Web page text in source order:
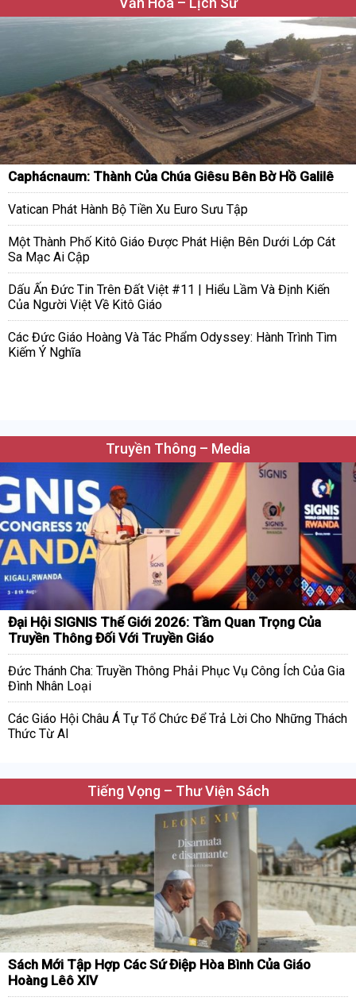
Caphácnaum: Thành Của Chúa Giêsu Bên Bờ Hồ Galilê
Vatican Phát Hành Bộ Tiền Xu Euro Sưu Tập
Một Thành Phố Kitô Giáo Được Phát Hiện Bên Dưới Lớp Cát
Sa Mạc Ai Cập
Dấu Ấn Đức Tin Trên Đất Việt #11 | Hiểu Lầm Và Định Kiến
Của Người Việt Về Kitô Giáo
Các Đức Giáo Hoàng Và Tác Phẩm Odyssey: Hành Trình Tìm
Kiếm Ý Nghĩa
Truyền Thông – Media
Đại Hội SIGNIS Thế Giới 2026: Tầm Quan Trọng Của
Truyền Thông Đối Với Truyền Giáo
Đức Thánh Cha: Truyền Thông Phải Phục Vụ Công Ích Của Gia
Đình Nhân Loại
Các Giáo Hội Châu Á Tự Tổ Chức Để Trả Lời Cho Những Thách
Thức Từ AI
Tiếng Vọng – Thư Viện Sách
Sách Mới Tập Hợp Các Sứ Điệp Hòa Bình Của Giáo
Hoàng Lêô XIV